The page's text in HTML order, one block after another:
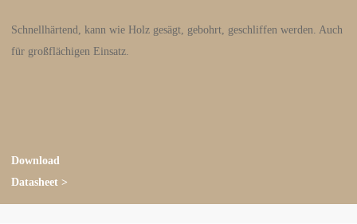
Schnellhärtend, kann wie Holz gesägt, gebohrt, geschliffen werden. Auch
für großflächigen Einsatz.
Download
Datasheet >